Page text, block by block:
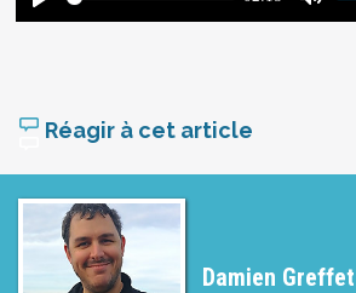
Réagir à cet article
Damien Greffet